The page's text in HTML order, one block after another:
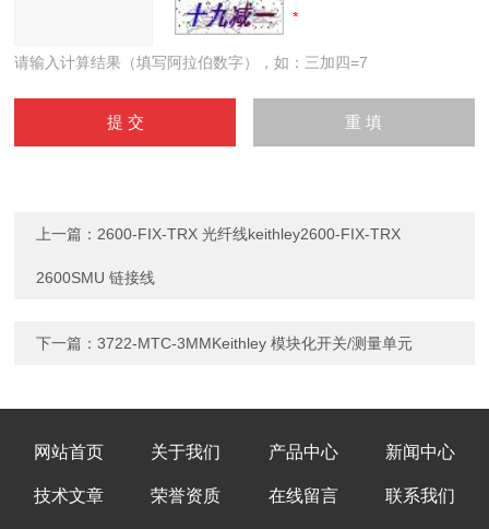
请输入计算结果（填写阿拉伯数字），如：三加四=7
上一篇： 2600-FIX-TRX 光纤线keithley2600-FIX-TRX
2600SMU 链接线
下一篇：3722-MTC-3MMKeithley 模块化开关/测量单元
网站首页 关于我们 产品中心 新闻中心
技术文章 荣誉资质 在线留言 联系我们